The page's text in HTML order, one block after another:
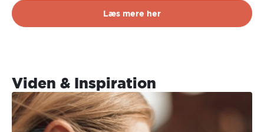
Læs mere her
Viden & Inspiration